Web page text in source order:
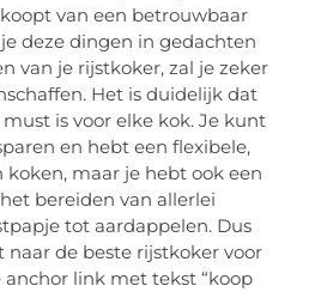
van een betrouwbaar
deze dingen in gedachten
van je rijstkoker, zal je zeker
Het is duidelijk dat
is voor elke kok. Je kunt
en hebt een flexibele,
maar je hebt ook een
bereiden van allerlei
tot aardappelen. Dus
naar de beste rijstkoker voor
anchor link met tekst “koop